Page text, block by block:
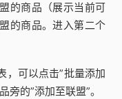
的商品（展示当前可
的商品。进入第二个
，可以点击”批量添加
旁的”添加至联盟”。